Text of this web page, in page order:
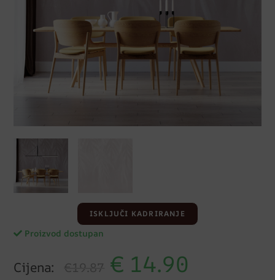
ISKLJUČI KADRIRANJE
Proizvod dostupan
Cijena: €19.87 € 14.90